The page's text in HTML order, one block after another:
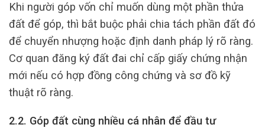
Khi người góp vốn chỉ muốn dùng một phần thửa
đất để góp, thì bắt buộc phải chia tách phần đất đó
để chuyển nhượng hoặc định danh pháp lý rõ ràng.
Cơ quan đăng ký đất đai chỉ cấp giấy chứng nhận
mới nếu có hợp đồng công chứng và sơ đồ kỹ
thuật rõ ràng.
2.2. Góp đất cùng nhiều cá nhân để đầu tư